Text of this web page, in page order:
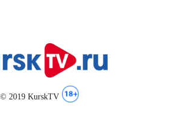
© 2019 KurskTV